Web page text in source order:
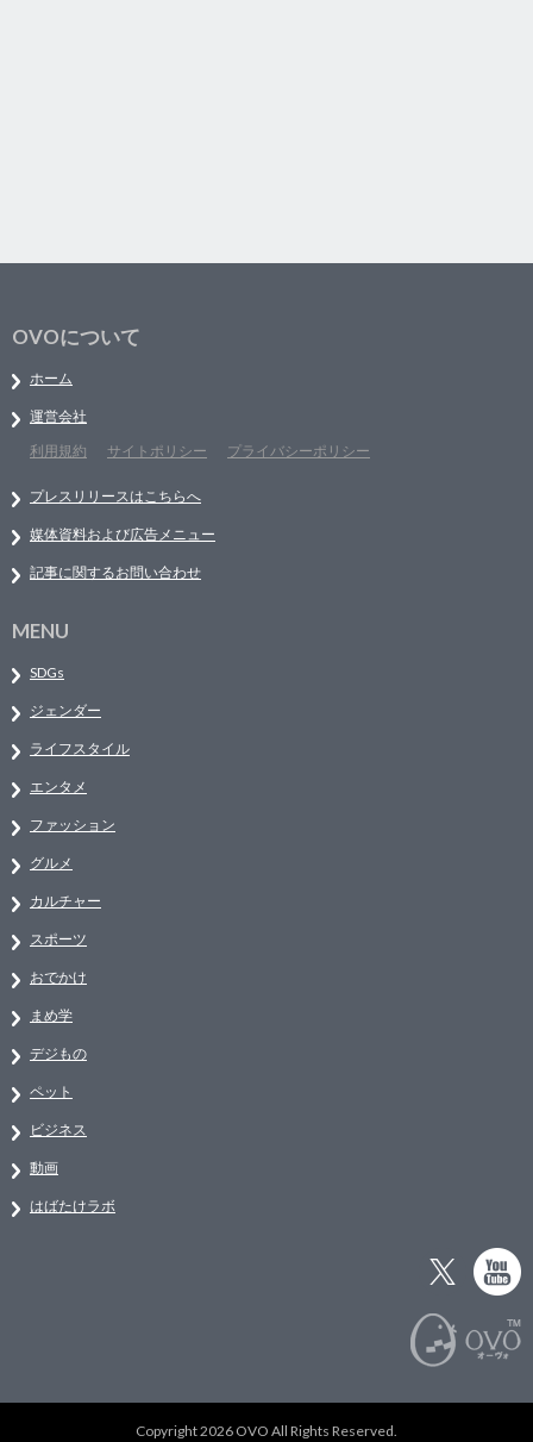
OVOについて
ホーム
運営会社
利用規約
サイトポリシー プライバシーポリシー
プレスリリースはこちらへ
媒体資料および広告メニュー
記事に関するお問い合わせ
MENU
SDGs
ジェンダー
ライフスタイル
エンタメ
ファッション
グルメ
カルチャー
スポーツ
おでかけ
まめ学
デジもの
ペット
ビジネス
動画
はばたけラボ
Copyright 2026 OVO All Rights Reserved.